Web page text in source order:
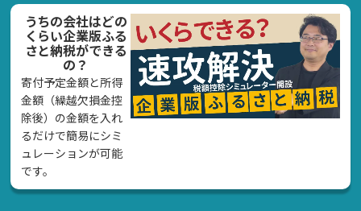
うちの会社はどの
くらい企業版ふる
さと納税ができる
の？
寄付予定金額と所得
金額（繰越欠損金控
除後）の金額を入れ
るだけで簡易にシミ
ュレーションが可能
です。